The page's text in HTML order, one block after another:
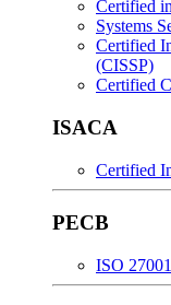
Certified
Systems
Certified
(CISSP)
Certified
ISACA
Certified
PECB
ISO